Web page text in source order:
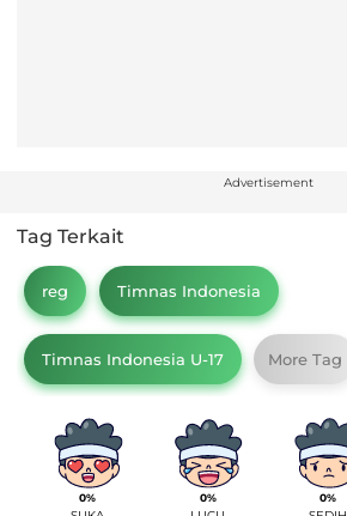
Advertisement
Tag Terkait
reg Timnas Indonesia
Timnas Indonesia U-17 More Tag
0% 0% 0%